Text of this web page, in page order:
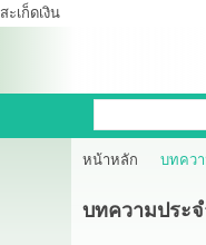
สะเก็ดเงิน
เข้าสู่ระบบ
สินค้าที่สนใ
หน้าหลัก
หน้าหลัก บทควา
บทความประ